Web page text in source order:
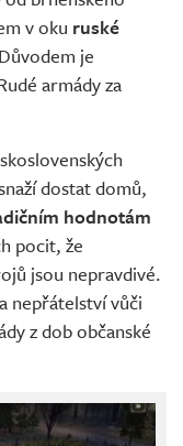
v oku ruské
je
armády za
dostat domů,
hodnotám
pocit, že
jsou nepravdivé.
nepřátelství vůči
z dob občanské